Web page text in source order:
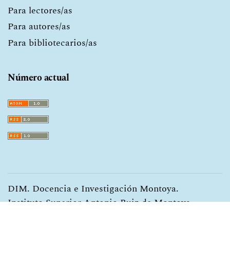
Para lectores/as
Para autores/as
Para bibliotecarios/as
Número actual
DIM. Docencia e Investigación Montoya.
Instituto Superior Antonio Ruiz de Montoya.